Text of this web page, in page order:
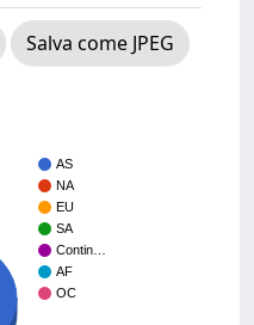
Salva come JPEG
AS
NA
EU
SA
Contin…
AF
OC